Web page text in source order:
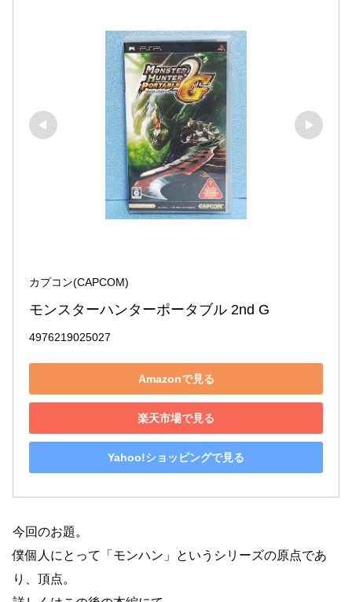
カプコン(CAPCOM)
モンスターハンターポータブル 2nd G
4976219025027
Amazonで見る
楽天市場で見る
Yahoo!ショッピングで見る
今回のお題。
僕個人にとって「モンハン」というシリーズの原点であ
り、頂点。